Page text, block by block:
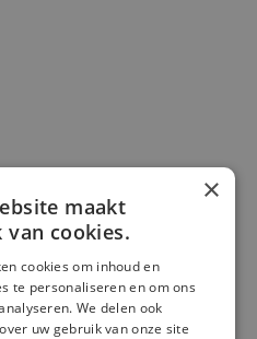
en
betalen
×
maakt
van cookies.
cookies om inhoud en
te personaliseren en om ons
We delen ook
uw gebruik van onze site